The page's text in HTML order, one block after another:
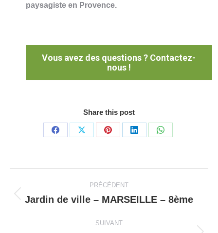
paysagiste en Provence.
Vous avez des questions ? Contactez-
nous !
Share this post
PartagerPartagerPartagerPartagerPartager
Navigation
de
commentaire
PRÉCÉDENT
Onglet
Jardin de ville – MARSEILLE – 8ème
SUIVANT